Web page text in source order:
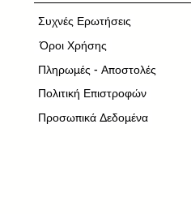
Συχνές Ερωτήσεις
​Όροι Χρήσης
Πληρωμές - Αποστολές
Πολιτική Επιστροφών
Προσωπικά Δεδομένα